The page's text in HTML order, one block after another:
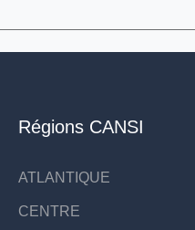
Régions CANSI
ATLANTIQUE
CENTRE